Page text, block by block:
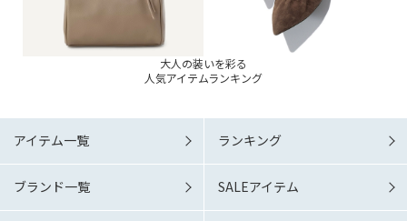
大人の装いを彩る
人気アイテムランキング
アイテム一覧 ランキング
ブランド一覧 SALEアイテム